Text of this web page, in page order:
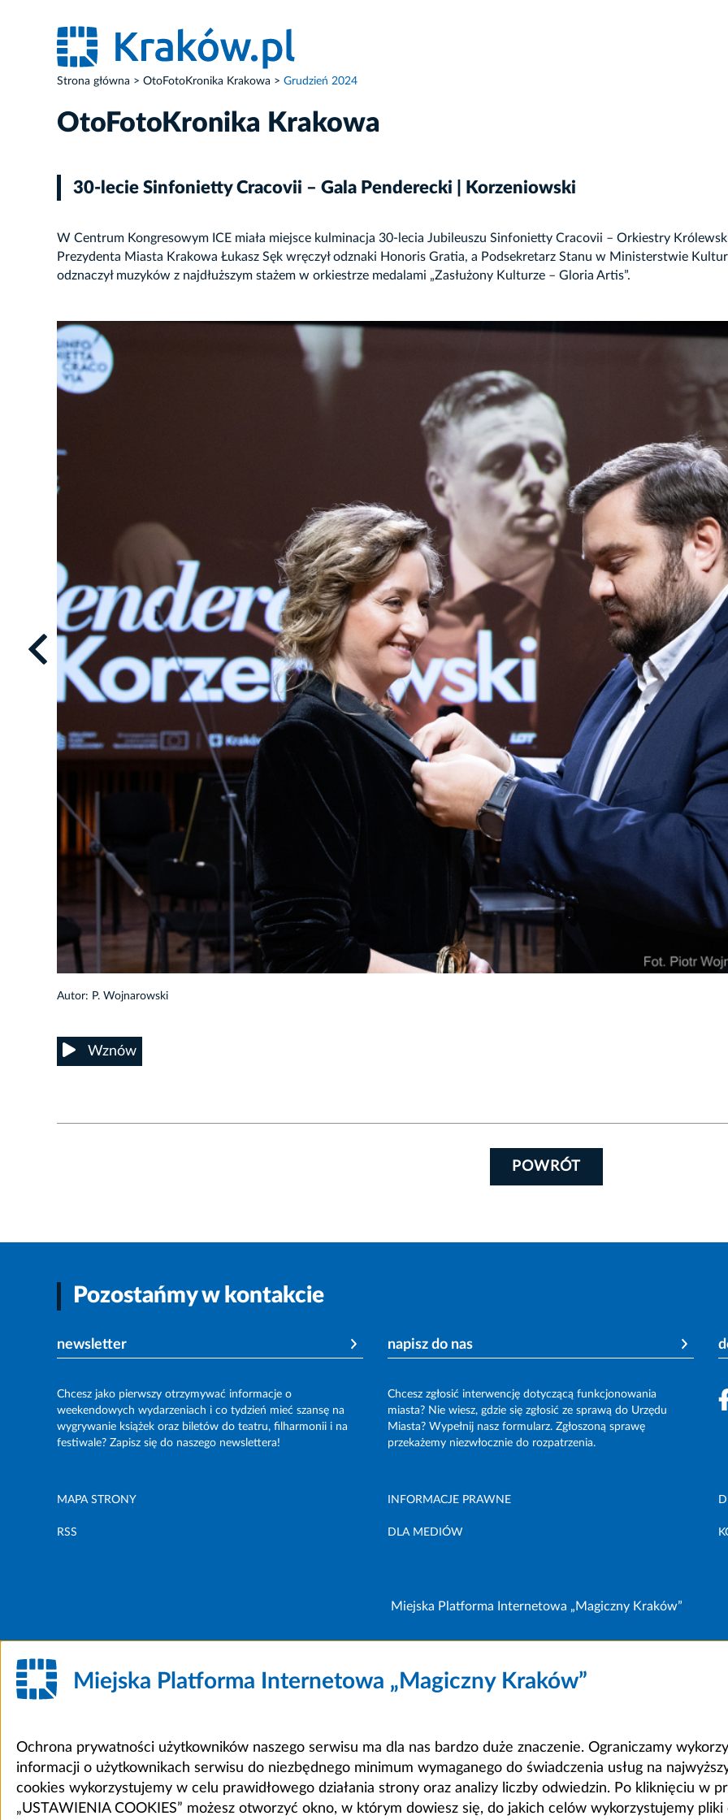
Strona główna OtoFotoKronika Krakowa Grudzień 2024
OtoFotoKronika Krakowa
30-lecie Sinfonietty Cracovii – Gala Penderecki | Korzeniowski
W Centrum Kongresowym ICE miała miejsce kulminacja 30-lecia Jubileuszu Sinfonietty Cracovii – Orkiestry
Prezydenta Miasta Krakowa Łukasz Sęk wręczył odznaki Honoris Gratia, a Podsekretarz Stanu w Ministerstwie
odznaczył muzyków z najdłuższym stażem w orkiestrze medalami „Zasłużony Kulturze – Gloria Artis”.
Autor: P. Wojnarowski
Wznów
POWRÓT
Pozostańmy w kontakcie
newsletter
Chcesz jako pierwszy otrzymywać informacje o
weekendowych wydarzeniach i co tydzień mieć szansę na
wygrywanie książek oraz biletów do teatru, filharmonii i na
festiwale? Zapisz się do naszego newslettera!
napisz do nas
Chcesz zgłosić interwencję dotyczącą funkcjonowania
miasta? Nie wiesz, gdzie się zgłosić ze sprawą do Urzędu
Miasta? Wypełnij nasz formularz. Zgłoszoną sprawę
przekażemy niezwłocznie do rozpatrzenia.
MAPA STRONY INFORMACJE PRAWNE
RSS DLA MEDIÓW
Miejska Platforma Internetowa „Magiczny Kraków”
Miejska Platforma Internetowa „Magiczny Kraków”
Ochrona prywatności użytkowników naszego serwisu ma dla nas bardzo duże znaczenie. Ograniczamy
informacji o użytkownikach serwisu do niezbędnego minimum wymaganego do świadczenia usług na
cookies wykorzystujemy w celu prawidłowego działania strony oraz analizy liczby odwiedzin. Po kliknięciu w
„USTAWIENIA COOKIES” możesz otworzyć okno, w którym dowiesz się, do jakich celów wykorzystujemy pliki